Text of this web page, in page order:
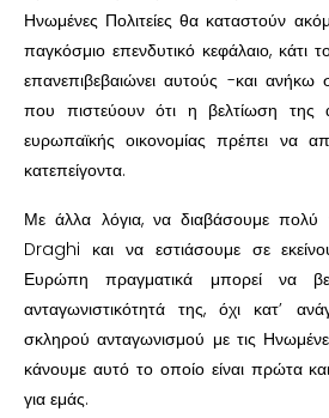
Ηνωμένες Πολιτείες θα καταστούν
παγκόσμιο επενδυτικό κεφάλαιο, κάτι
επανεπιβεβαιώνει αυτούς -και ανήκω
που πιστεύουν ότι η βελτίωση της
ευρωπαϊκής οικονομίας πρέπει να
κατεπείγοντα.
Με άλλα λόγια, να διαβάσουμε πολύ
Draghi και να εστιάσουμε σε
Ευρώπη πραγματικά μπορεί να
ανταγωνιστικότητά της, όχι κατ’
σκληρού ανταγωνισμού με τις
κάνουμε αυτό το οποίο είναι πρώτα
για εμάς.